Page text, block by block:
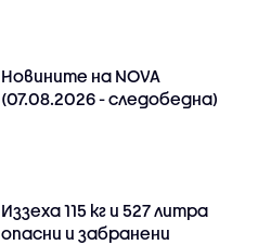
Новините на NOVA
(07.08.2026 - следобедна)
Иззеха 115 кг и 527 литра
опасни и забранени